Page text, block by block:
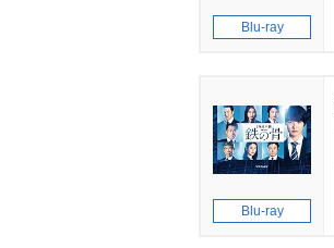
Blu-ray
Blu-ray